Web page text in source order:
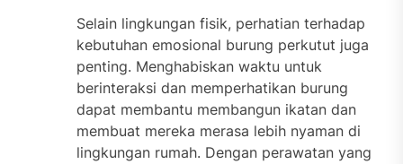
Selain lingkungan fisik, perhatian terhadap
kebutuhan emosional burung perkutut juga
penting. Menghabiskan waktu untuk
berinteraksi dan memperhatikan burung
dapat membantu membangun ikatan dan
membuat mereka merasa lebih nyaman di
lingkungan rumah. Dengan perawatan yang